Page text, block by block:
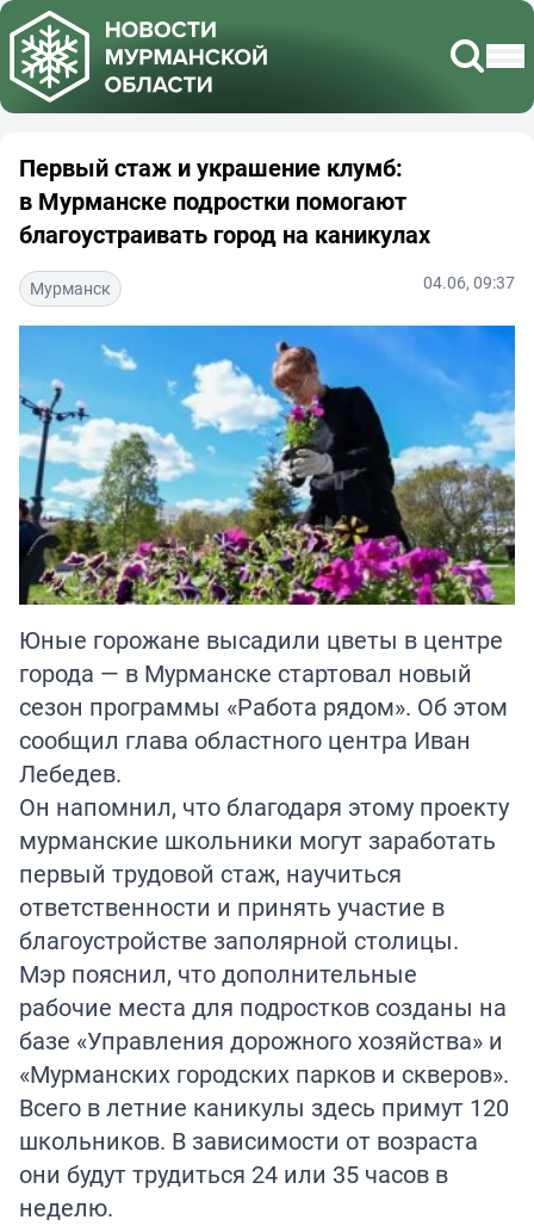
Первый стаж и украшение клумб:
в Мурманске подростки помогают
благоустраивать город на каникулах
Мурманск 04.06, 09:37
Юные горожане высадили цветы в центре
города — в Мурманске стартовал новый
сезон программы «Работа рядом». Об этом
сообщил глава областного центра Иван
Лебедев.
Он напомнил, что благодаря этому проекту
мурманские школьники могут заработать
первый трудовой стаж, научиться
ответственности и принять участие в
благоустройстве заполярной столицы.
Мэр пояснил, что дополнительные
рабочие места для подростков созданы на
базе «Управления дорожного хозяйства» и
«Мурманских городских парков и скверов».
Всего в летние каникулы здесь примут 120
школьников. В зависимости от возраста
они будут трудиться 24 или 35 часов в
неделю.